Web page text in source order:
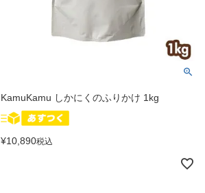
KamuKamu しかにくのふりかけ 1kg
¥10,890税込